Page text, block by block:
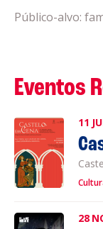
Público-alvo:
Eventos
11
28